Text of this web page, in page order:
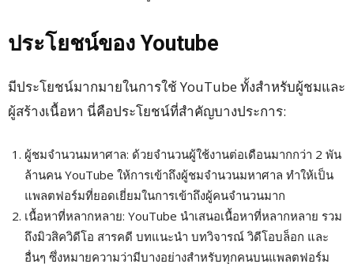
ประโยชน์ของ Youtube
มีประโยชน์มากมายในการใช้ YouTube ทั้งสำหรับผู้ชมและ
ผู้สร้างเนื้อหา นี่คือประโยชน์ที่สำคัญบางประการ:
ผู้ชมจำนวนมหาศาล: ด้วยจำนวนผู้ใช้งานต่อเดือนมากกว่า 2 พัน
ล้านคน YouTube ให้การเข้าถึงผู้ชมจำนวนมหาศาล ทำให้เป็น
แพลตฟอร์มที่ยอดเยี่ยมในการเข้าถึงผู้คนจำนวนมาก
เนื้อหาที่หลากหลาย: YouTube นำเสนอเนื้อหาที่หลากหลาย รวม
ถึงมิวสิควิดีโอ สารคดี บทแนะนำ บทวิจารณ์ วิดีโอบล็อก และ
อื่นๆ ซึ่งหมายความว่ามีบางอย่างสำหรับทุกคนบนแพลตฟอร์ม